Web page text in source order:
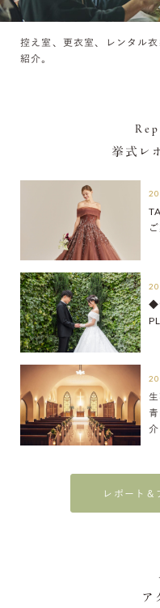
控え室、更衣室、レンタル
紹介。
挙式レ
介
レポート＆
ア